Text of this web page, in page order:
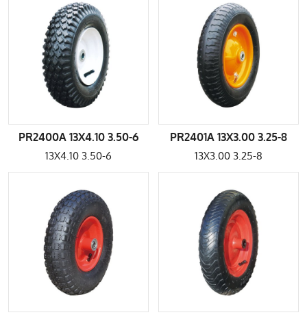
PR2400A 13X4.10 3.50-6
13X4.10 3.50-6
PR2401A 13X3.00 3.25-8
13X3.00 3.25-8